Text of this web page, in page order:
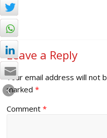
Leave a Reply
Your email address will not
marked*
Comment*